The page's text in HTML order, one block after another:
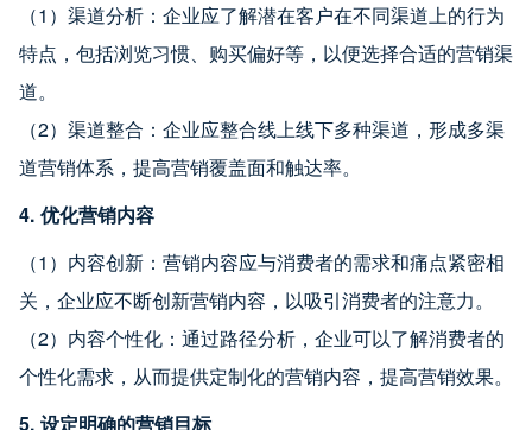
（1）渠道分析：企业应了解潜在客户在不同渠道上的行为
特点，包括浏览习惯、购买偏好等，以便选择合适的营销渠
道。
（2）渠道整合：企业应整合线上线下多种渠道，形成多渠
道营销体系，提高营销覆盖面和触达率。
4. 优化营销内容
（1）内容创新：营销内容应与消费者的需求和痛点紧密相
关，企业应不断创新营销内容，以吸引消费者的注意力。
（2）内容个性化：通过路径分析，企业可以了解消费者的
个性化需求，从而提供定制化的营销内容，提高营销效果。
5. 设定明确的营销目标